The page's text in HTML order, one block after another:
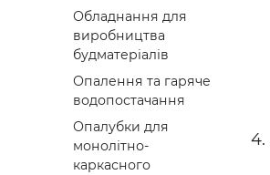
Обладнання для
виробництва
будматеріалів
Опалення та гаряче
водопостачання
Опалубки для
монолітно-
каркасного